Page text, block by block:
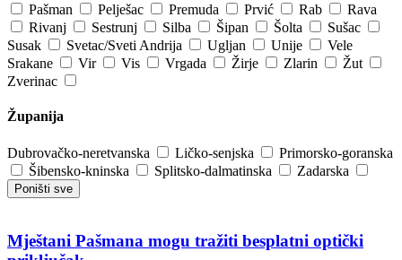
Pašman
Pelješac Premuda Prvić Rab
Rava
Rivanj
Sestrunj Silba Šipan Šolta
Sušac
Susak
Svetac/Sveti Andrija Ugljan Unije
Vele
Srakane
Vir Vis Vrgada Žirje Zlarin
Žut
Zverinac
Županija
Dubrovačko-neretvanska Ličko-senjska
Primorsko-goranska
Šibensko-kninska
Splitsko-dalmatinska Zadarska
Poništi sve
Mještani Pašmana mogu tražiti besplatni optički